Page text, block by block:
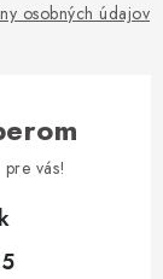
osobných údajov
vás!